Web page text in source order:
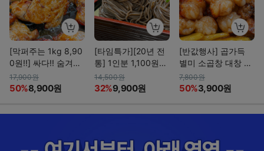
[막퍼주는 1kg 8,90
0원!!] 싸다!! 숨겨놓
고 먹는 한돈 뒷고기
17,900원
50%8,900원
[타임특가][20년 전
통] 1인분 1,100원꼴!
생면 군산 메밀 소바
(무료배송)
14,500원
32%9,900원
[반값행사] 곱가득
별미 소곱창 대창 막
창 특양 염통
7,800원
50%3,900원